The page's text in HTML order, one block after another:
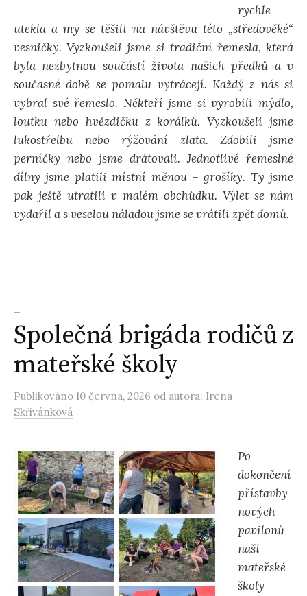
rychle
utekla a my se těšili na návštěvu této „středověké“
vesničky. Vyzkoušeli jsme si tradiční řemesla, která
byla nezbytnou součástí života našich předků a v
současné době se pomalu vytrácejí. Každý z nás si
vybral své řemeslo. Někteří jsme si vyrobili mýdlo,
loutku nebo hvězdičku z korálků. Vyzkoušeli jsme
lukostřelbu nebo rýžování zlata. Zdobili jsme
perníčky nebo jsme drátovali. Jednotlivé řemeslné
dílny jsme platili místní měnou – grošíky. Ty jsme
pak ještě utratili v malém obchůdku. Výlet se nám
vydařil a s veselou náladou jsme se vrátili zpět domů.
Společná brigáda rodičů z
mateřské školy
Publikováno 10 června, 2026 od autora: Irena
Skřivánková
Po
dokončení
přístavby
nových
pavilonů
naší
mateřské
školy